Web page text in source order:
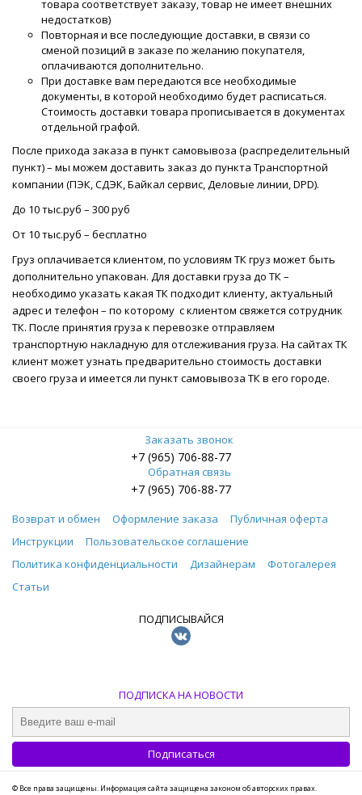
товара соответствует заказу, товар не имеет внешних
недостатков)
Повторная и все последующие доставки, в связи со
сменой позиций в заказе по желанию покупателя,
оплачиваются дополнительно.
При доставке вам передаются все необходимые
документы, в которой необходимо будет расписаться.
Стоимость доставки товара прописывается в документах
отдельной графой.
После прихода заказа в пункт самовывоза (распределительный
пункт) – мы можем доставить заказ до пункта Транспортной
компании (ПЭК, СДЭК, Байкал сервис, Деловые линии, DPD).
До 10 тыс.руб – 300 руб
От 10 тыс.руб – бесплатно
Груз оплачивается клиентом, по условиям ТК груз может быть
дополнительно упакован. Для доставки груза до ТК –
необходимо указать какая ТК подходит клиенту, актуальный
адрес и телефон – по которому с клиентом свяжется сотрудник
ТК. После принятия груза к перевозке отправляем
транспортную накладную для отслеживания груза. На сайтах ТК
клиент может узнать предварительно стоимость доставки
своего груза и имеется ли пункт самовывоза ТК в его городе.
Заказать звонок
+7 (965) 706-88-77
Обратная связь
+7 (965) 706-88-77
Возврат и обмен Оформление заказа
Публичная оферта
Инструкции
Пользовательское соглашение
Политика конфиденциальности
Дизайнерам
Фотогалерея
Статьи
ПОДПИСЫВАЙСЯ
ПОДПИСКА НА НОВОСТИ
© Все права защищены. Информация сайта защищена законом об авторских правах.